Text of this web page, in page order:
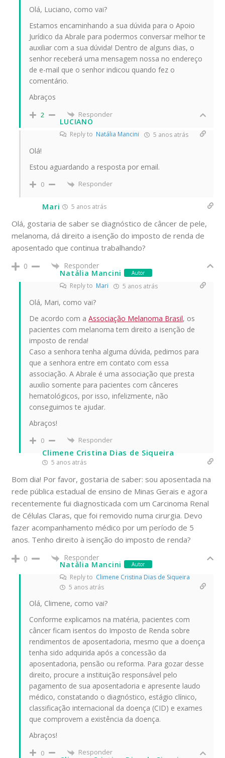
Olá, Luciano, como vai?
Estamos encaminhando a sua dúvida para o Apoio
Jurídico da Abrale para podermos conversar melhor te
auxiliar com a sua dúvida! Dentro de alguns dias, o
senhor receberá uma mensagem nossa no endereço
de e-mail que o senhor indicou quando fez o
comentário.
Abraços
2 Responder
LUCIANO
Reply to Natália Mancini 5 anos atrás
Olá!
Estou aguardando a resposta por email.
0 Responder
Mari 5 anos atrás
Olá, gostaria de saber se diagnóstico de câncer de pele,
melanoma, dá direito a isenção do imposto de renda de
aposentado que continua trabalhando?
0
Responder
Natália Mancini
Autor
Reply to Mari 5 anos atrás
Olá, Mari, como vai?
De acordo com aAssociação Melanoma Brasil, os
pacientes com melanoma tem direito a isenção de
imposto de renda!
Caso a senhora tenha alguma dúvida, pedimos para
que a senhora entre em contato com essa
associação. A Abrale é uma associação que presta
auxilio somente para pacientes com cânceres
hematológicos, por isso, infelizmente, não
conseguimos te ajudar.
Abraços!
0 Responder
Climene Cristina Dias de Siqueira
5 anos atrás
Bom dia! Por favor, gostaria de saber: sou aposentada na
rede pública estadual de ensino de Minas Gerais e agora
recentemente fui diagnosticada com um Carcinoma Renal
de Células Claras, que foi removido numa cirurgia. Devo
fazer acompanhamento médico por um período de 5
anos. Tenho direito à isenção do imposto de renda?
0 Responder
Natália Mancini Autor
Reply to Climene Cristina Dias de Siqueira
5 anos atrás
Olá, Climene, como vai?
Conforme explicamos na matéria, pacientes com
câncer ficam isentos do Imposto de Renda sobre
rendimentos de aposentadoria, mesmo que a doença
tenha sido adquirida após a concessão da
aposentadoria, pensão ou reforma. Para gozar desse
direito, procure a instituição responsável pelo
pagamento de sua aposentadoria e apresente laudo
médico, constatando o diagnóstico, estágio clínico,
classificação internacional da doença (CID) e exames
que comprovem a existência da doença.
Abraços!
0 Responder